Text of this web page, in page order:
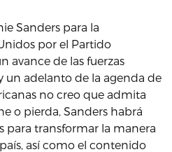
Sanders para la
por el Partido
avance de las fuerzas
un adelanto de la agenda de
no creo que admita
o pierda, Sanders habrá
para transformar la manera
así como el contenido